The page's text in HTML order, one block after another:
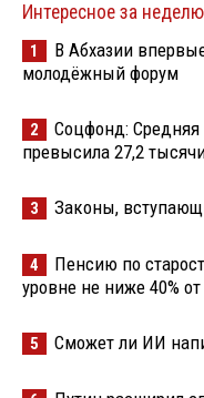
Интересное за неделю
1
В Абхазии
молодёжный форум
2
Соцфонд: Средняя
превысила 27,2
3 Законы,
4
Пенсию по
уровне не ниже 40% от
5 Сможет ли ИИ